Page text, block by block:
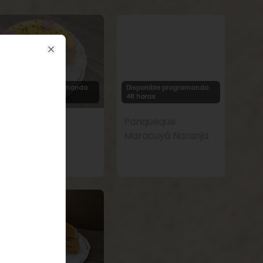
Disponible programando
Disponible programando
48 horas